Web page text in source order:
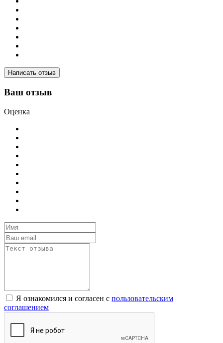
Написать отзыв
Ваш отзыв
Оценка
Я ознакомился и согласен с пользовательским
соглашением